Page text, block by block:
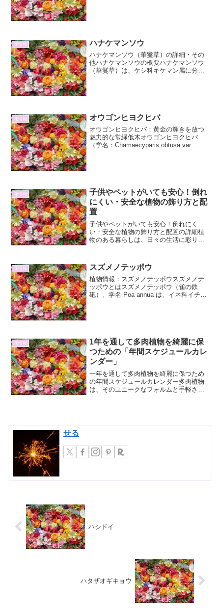
花情報 ハナケマンソウ
ハナケマンソウ（華鬘草）の詳細・その
他ハナケマンソウの概要ハナケマンソウ
（華鬘草）は、ケシ科キケマン属に分類
花情報 オウゴンヒヨクヒバ
オウゴンヒヨクヒバ：黄金の輝きを放つ
魅力的な常緑低木オウゴンヒヨクヒバ
（学名：Chamaecyparis obtusa var.
花情報
子供やペットがいても安心！倒れ
にくい・安全な植物の飾り方と配
置
子供やペットがいても安心！倒れにく
い・安全な植物の飾り方と配置の詳細植
物のある暮らしは、日々の生活に彩りと
庭では、植物の安全な飾り方や配置につ
いて、気になる点も多いので...
花情報 スズメノテッポウ
植物情報：スズメノテッポウスズメノテ
ッポウとはスズメノテッポウ（雀の鉄
砲）、学名 Poa annua は、イネ科イチゴ
花情報
1年を通して多肉植物を綺麗に保
つための「年間スケジュールカレ
ンダー」
一年を通して多肉植物を綺麗に保つため
の年間スケジュールカレンダー多肉植物
は、そのユニークなフォルムと手軽さか
せる
ハシドイ
ハタザオギキョウ